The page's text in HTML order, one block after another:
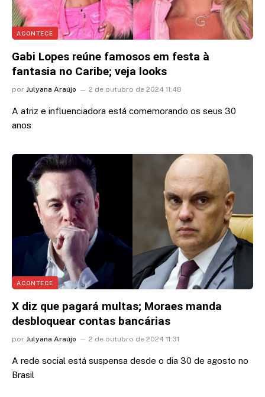
ACONTECE
Gabi Lopes reúne famosos em festa à
fantasia no Caribe; veja looks
por Julyana Araújo 2 de outubro de 2024 11:48
A atriz e influenciadora está comemorando os seus 30
anos
ACONTECE
X diz que pagará multas; Moraes manda
desbloquear contas bancárias
por Julyana Araújo 2 de outubro de 2024 11:31
A rede social está suspensa desde o dia 30 de agosto no
Brasil